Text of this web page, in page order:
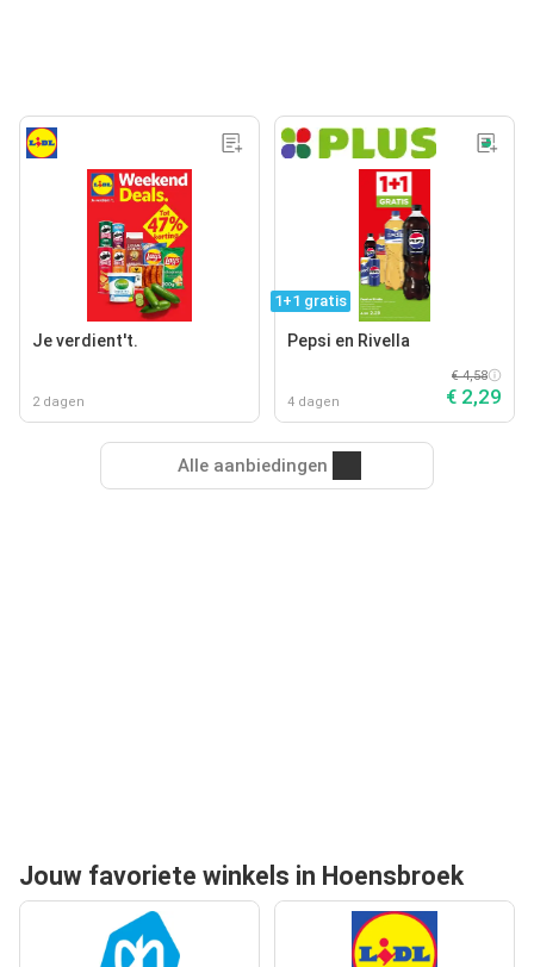
Je verdient't.
2 dagen
1+1 gratis
Pepsi en Rivella
4 dagen
€ 4,58
€ 2,29
Alle aanbiedingen
Jouw favoriete winkels in Hoensbroek